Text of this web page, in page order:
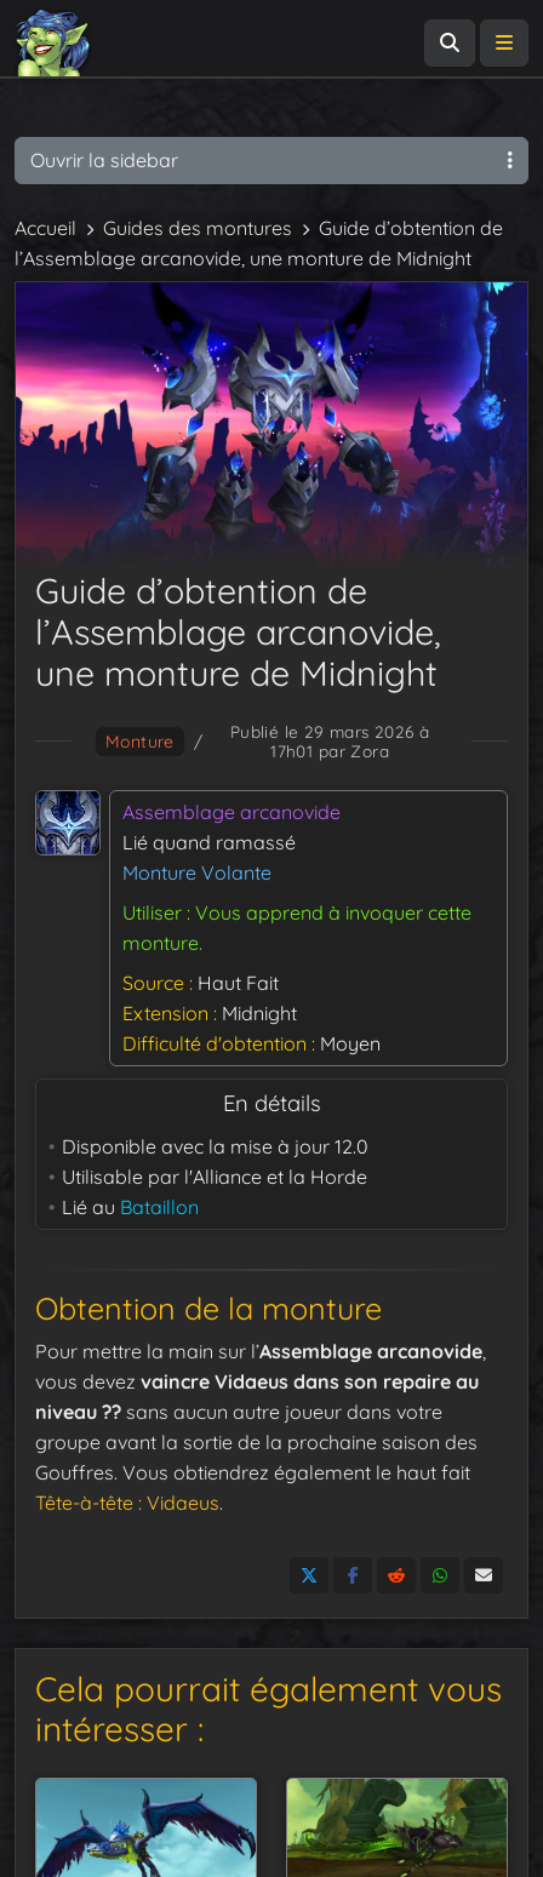
Accueil Guides des montures
Guide d’obtention de
l’Assemblage arcanovide, une monture de Midnight
Guide d’obtention de
l’Assemblage arcanovide,
une monture de Midnight
Monture /
Publié le 29 mars 2026 à
17h01 par Zora
Assemblage arcanovide
Lié quand ramassé
Monture Volante
Utiliser : Vous apprend à invoquer cette
monture.
Source Haut Fait
Extension
Midnight
Difficulté d'obtention
Moyen
En détails
Disponible avec la mise à jour 12.0
Utilisable par l'Alliance et la Horde
Lié au Bataillon
Obtention de la monture
Pour mettre la main sur l’Assemblage arcanovide
vous devez vaincre Vidaeus dans son repaire au
niveau ?? sans aucun autre joueur dans votre
groupe avant la sortie de la prochaine saison des
Gouffres. Vous obtiendrez également le haut fait
Tête-à-tête : Vidaeus.
Cela pourrait également vous
intéresser :
Ouvrir la sidebar